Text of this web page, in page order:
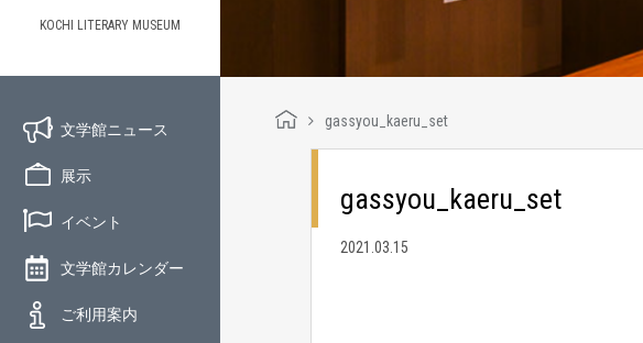
KOCHI LITERARY MUSEUM
文学館ニュース
展示
イベント
文学館カレンダー
ご利用案内
gassyou_kaeru_set
gassyou_kaeru_set
2021.03.15